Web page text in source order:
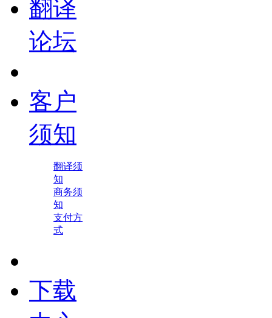
翻译
论坛
客户
须知
翻译须
知
商务须
知
支付方
式
下载